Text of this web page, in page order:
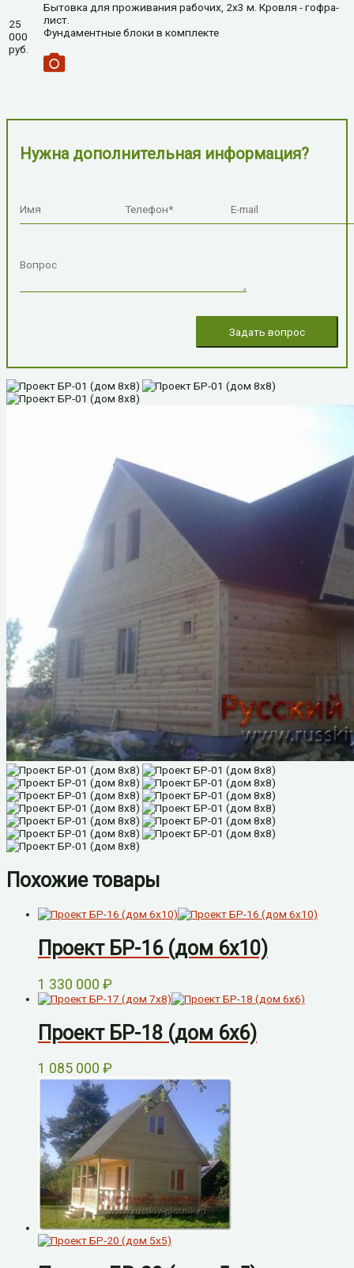
25
000
руб.
Бытовка для проживания рабочих, 2x3 м. Кровля - гофра-
лист.
Фундаментные блоки в комплекте
Нужна дополнительная информация?
Похожие товары
Проект БР-16 (дом 6х10)
1 330 000 ₽
Проект БР-18 (дом 6х6)
1 085 000 ₽